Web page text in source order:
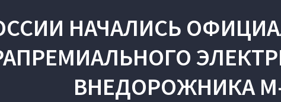
НАЧАЛИСЬ
ВНЕДОРОЖНИКА M-